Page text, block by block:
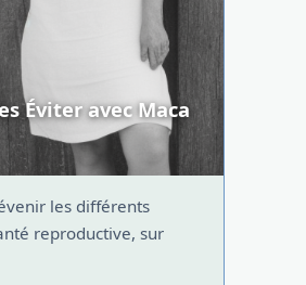
Éviter avec Maca
les différents
reproductive, sur